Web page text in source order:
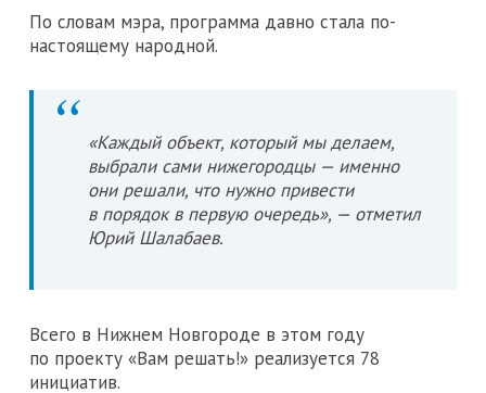
По словам мэра, программа давно стала по-
настоящему народной.
«Каждый объект, который мы делаем,
выбрали сами нижегородцы — именно
они решали, что нужно привести
в порядок в первую очередь», — отметил
Юрий Шалабаев.
Всего в Нижнем Новгороде в этом году
по проекту «Вам решать!» реализуется 78
инициатив.